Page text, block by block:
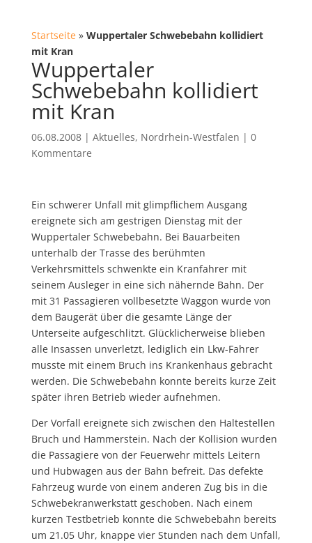
Startseite» Wuppertaler Schwebebahn kollidiert
mit Kran
Wuppertaler
Schwebebahn kollidiert
mit Kran
06.08.2008| Aktuelles, Nordrhein-Westfalen | 0
Kommentare
Ein schwerer Unfall mit glimpflichem Ausgang
ereignete sich am gestrigen Dienstag mit der
Wuppertaler Schwebebahn. Bei Bauarbeiten
unterhalb der Trasse des berühmten
Verkehrsmittels schwenkte ein Kranfahrer mit
seinem Ausleger in eine sich nähernde Bahn. Der
mit 31 Passagieren vollbesetzte Waggon wurde von
dem Baugerät über die gesamte Länge der
Unterseite aufgeschlitzt. Glücklicherweise blieben
alle Insassen unverletzt, lediglich ein Lkw-Fahrer
musste mit einem Bruch ins Krankenhaus gebracht
werden. Die Schwebebahn konnte bereits kurze Zeit
später ihren Betrieb wieder aufnehmen.
Der Vorfall ereignete sich zwischen den Haltestellen
Bruch und Hammerstein. Nach der Kollision wurden
die Passagiere von der Feuerwehr mittels Leitern
und Hubwagen aus der Bahn befreit. Das defekte
Fahrzeug wurde von einem anderen Zug bis in die
Schwebekranwerkstatt geschoben. Nach einem
kurzen Testbetrieb konnte die Schwebebahn bereits
um 21.05 Uhr, knappe vier Stunden nach dem Unfall,